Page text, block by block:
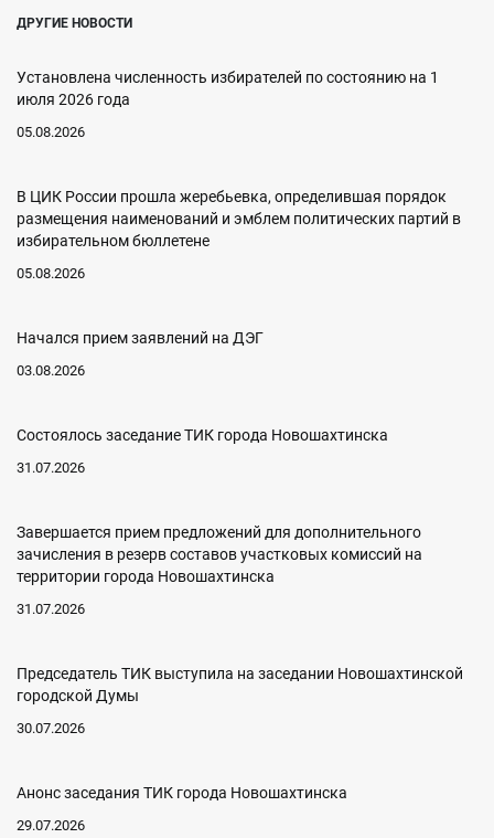
ДРУГИЕ НОВОСТИ
Установлена численность избирателей по состоянию на 1
июля 2026 года
05.08.2026
В ЦИК России прошла жеребьевка, определившая порядок
размещения наименований и эмблем политических партий в
избирательном бюллетене
05.08.2026
Начался прием заявлений на ДЭГ
03.08.2026
Состоялось заседание ТИК города Новошахтинска
31.07.2026
Завершается прием предложений для дополнительного
зачисления в резерв составов участковых комиссий на
территории города Новошахтинска
31.07.2026
Председатель ТИК выступила на заседании Новошахтинской
городской Думы
30.07.2026
Анонс заседания ТИК города Новошахтинска
29.07.2026